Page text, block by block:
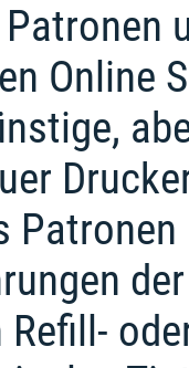
Online
Patronen